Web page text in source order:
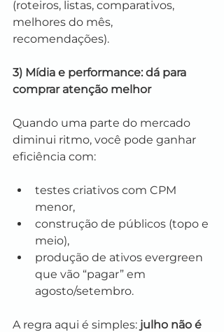
(roteiros, listas, comparativos,
melhores do mês,
recomendações).
3) Mídia e performance: dá para
comprar atenção melhor
Quando uma parte do mercado
diminui ritmo, você pode ganhar
eficiência com:
testes criativos com CPM
menor,
construção de públicos (topo e
meio),
produção de ativos evergreen
que vão “pagar” em
agosto/setembro.
A regra aqui é simples: julho não é